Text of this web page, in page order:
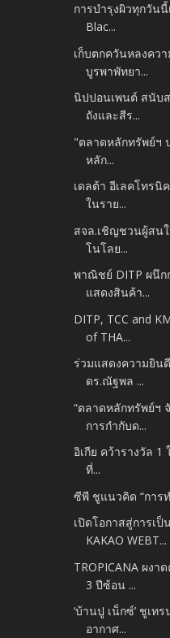
การบำรุงผิวทุกวัน
Blac...
เก็บตกควันหลงคว
บูรพาพัทยา...
นิปปอนเพนต์ สนับ
ถังและสีร...
"ตลาดหลักทรัพย์ฯ
หลัก...
เดลต้า อีเลคโทรนิ
ในราย...
สจล.เชิญชวนผู้สน
โนโลย...
พาณิชย์ DITP ผนึก
แสดงสินค้า...
DITP, TCC and
of THA...
ร่วมแสดงความยิน
ดร.ณัฐพล ...
“ตลาดหลักทรัพย์ฯ
การกำกับด...
อิเกีย คว้ารางวัล
ที่...
ซีพี ชูแนวคิด “การ
เปิดโอกาสสู่การเ
KAKAO WEBT...
TROPICANA ผงา
3 ปีซ้อน ...
‘บ้านปู เน็กซ์’ ชูเ
อากาศ...